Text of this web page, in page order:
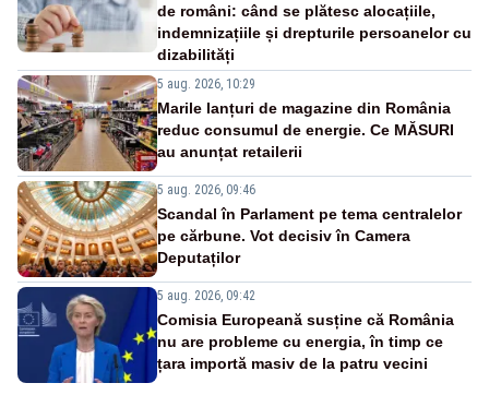
de români: când se plătesc alocațiile,
indemnizațiile și drepturile persoanelor cu
dizabilități
5 aug. 2026, 10:29
Marile lanțuri de magazine din România
reduc consumul de energie. Ce MĂSURI
au anunțat retailerii
5 aug. 2026, 09:46
Scandal în Parlament pe tema centralelor
pe cărbune. Vot decisiv în Camera
Deputaților
5 aug. 2026, 09:42
Comisia Europeană susține că România
nu are probleme cu energia, în timp ce
țara importă masiv de la patru vecini